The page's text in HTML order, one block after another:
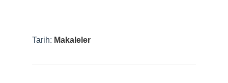
Tarih: Makaleler